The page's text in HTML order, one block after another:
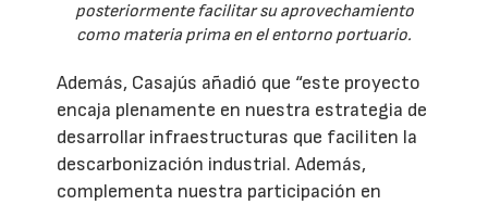
posteriormente facilitar su aprovechamiento
como materia prima en el entorno portuario.
Además, Casajús añadió que “este proyecto
encaja plenamente en nuestra estrategia de
desarrollar infraestructuras que faciliten la
descarbonización industrial. Además,
complementa nuestra participación en